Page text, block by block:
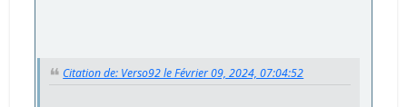
Citation de: Verso92 le Février 09, 2024, 07:04:52